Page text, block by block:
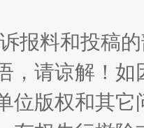
报料和投稿
，请谅解！
位版权和其它